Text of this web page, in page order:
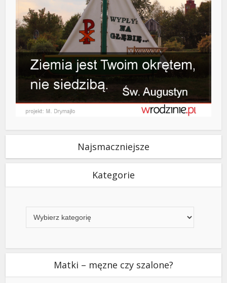
Najsmaczniejsze
Kategorie
Matki – męzne czy szalone?